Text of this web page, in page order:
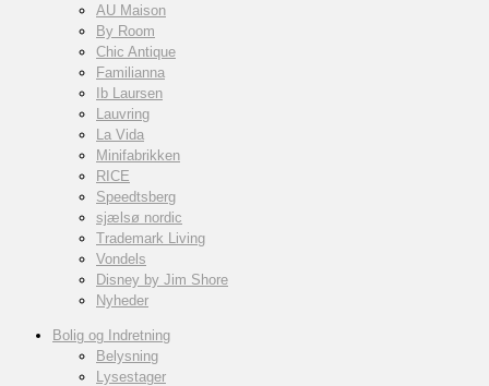
AU Maison
By Room
Chic Antique
Familianna
Ib Laursen
Lauvring
La Vida
Minifabrikken
RICE
Speedtsberg
sjælsø nordic
Trademark Living
Vondels
Disney by Jim Shore
Nyheder
Bolig og Indretning
Belysning
Lysestager